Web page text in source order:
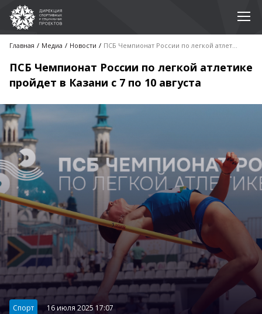
Главная Медиа Новости ПСБ Чемпионат России по легкой атлетике пройдет в Казани с 7 по 10 августа
ПСБ Чемпионат России по легкой атлетике
пройдет в Казани с 7 по 10 августа
Категория:
Спорт 16 июля 2025 17:07